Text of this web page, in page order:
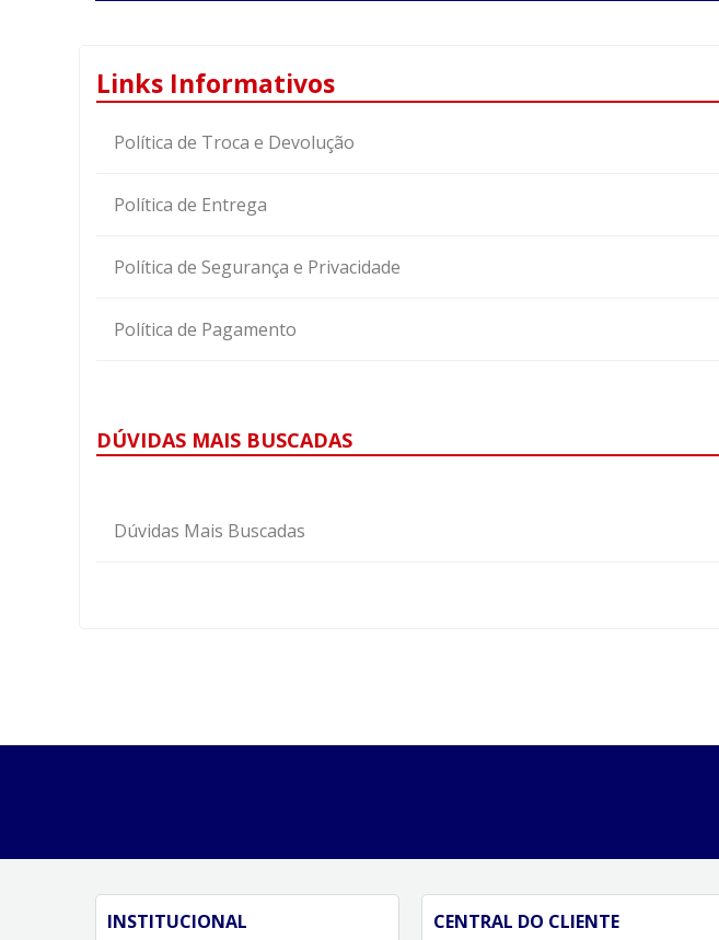
Links Informativos
Política de Troca e Devolução
Política de Entrega
Política de Segurança e Privacidade
Política de Pagamento
DÚVIDAS MAIS BUSCADAS
Dúvidas Mais Buscadas
INSTITUCIONAL CENTRAL DO CLIENTE